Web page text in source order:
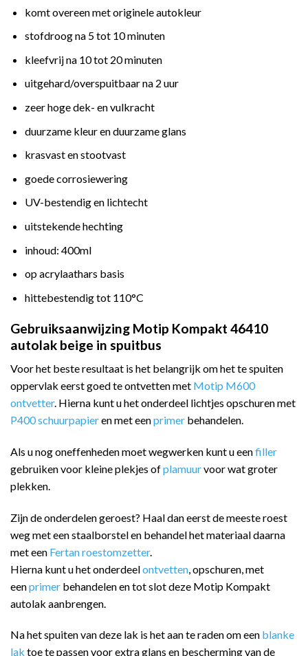
komt overeen met originele autokleur
stofdroog na 5 tot 10 minuten
kleefvrij na 10 tot 20 minuten
uitgehard/overspuitbaar na 2 uur
zeer hoge dek- en vulkracht
duurzame kleur en duurzame glans
krasvast en stootvast
goede corrosiewering
UV-bestendig en lichtecht
uitstekende hechting
inhoud: 400ml
op acrylaathars basis
hittebestendig tot 110°C
Gebruiksaanwijzing Motip Kompakt 46410
autolak beige in spuitbus
Voor het beste resultaat is het belangrijk om het te spuiten
oppervlak eerst goed te ontvetten met Motip M600
ontvetter. Hierna kunt u het onderdeel lichtjes opschuren met
P400 schuurpapieren met eenprimer behandelen.
Als u nog oneffenheden moet wegwerken kunt u eenfiller
gebruiken voor kleine plekjes ofplamuurvoor wat groter
plekken.
Zijn de onderdelen geroest? Haal dan eerst de meeste roest
weg met een staalborstel en behandel het materiaal daarna
met een Fertan roestomzetter.
Hierna kunt u het onderdeelontvetten , opschuren, met
eenprimer behandelen en tot slot deze Motip Kompakt
autolak aanbrengen.
Na het spuiten van deze lak is het aan te raden om een blanke
lak toe te passen voor extra glans en bescherming van de